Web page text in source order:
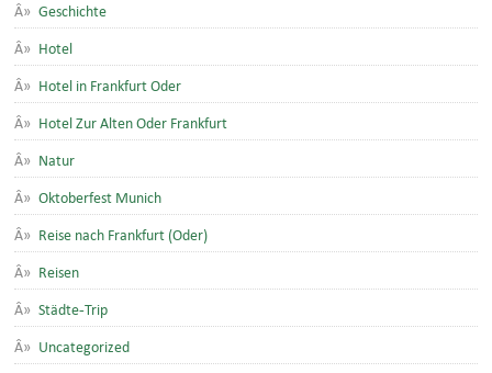
Geschichte
Hotel
Hotel in Frankfurt Oder
Hotel Zur Alten Oder Frankfurt
Natur
Oktoberfest Munich
Reise nach Frankfurt (Oder)
Reisen
Städte-Trip
Uncategorized